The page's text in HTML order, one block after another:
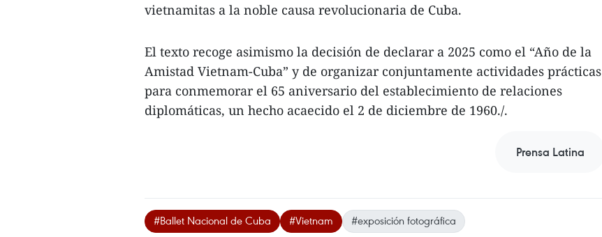
vietnamitas a la noble causa revolucionaria de Cuba.
El texto recoge asimismo la decisión de declarar a 2025 como el “Año de la
Amistad Vietnam-Cuba” y de organizar conjuntamente actividades prácticas
para conmemorar el 65 aniversario del establecimiento de relaciones
diplomáticas, un hecho acaecido el 2 de diciembre de 1960./.
Prensa Latina
#Ballet Nacional de Cuba #Vietnam #exposición fotográfica